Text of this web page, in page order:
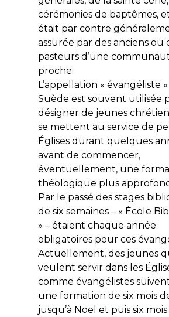
cérémonies de baptêmes,
était par contre
assurée par des anciens ou
pasteurs d’une
proche.
L’appellation « évangéliste
Suède est souvent utilisée
désigner de jeunes
se mettent au service de
Églises durant quelques
avant de commencer,
éventuellement, une
théologique plus
Par le passé des stages
de six semaines – « École
» – étaient chaque année
obligatoires pour ces
Actuellement, des jeunes
veulent servir dans les
comme évangélistes
une formation de six mois
jusqu’à Noël et puis six